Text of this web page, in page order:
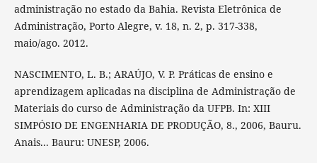
administração no estado da Bahia. Revista Eletrônica de
Administração, Porto Alegre, v. 18, n. 2, p. 317-338,
maio/ago. 2012.
NASCIMENTO, L. B.; ARAÚJO, V. P. Práticas de ensino e
aprendizagem aplicadas na disciplina de Administração de
Materiais do curso de Administração da UFPB. In: XIII
SIMPÓSIO DE ENGENHARIA DE PRODUÇÃO, 8., 2006, Bauru.
Anais... Bauru: UNESP, 2006.